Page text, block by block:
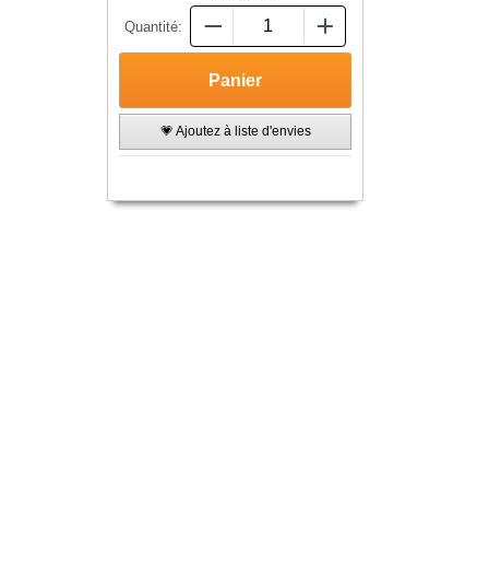
Quantité:
💗 Ajoutez à liste d'envies